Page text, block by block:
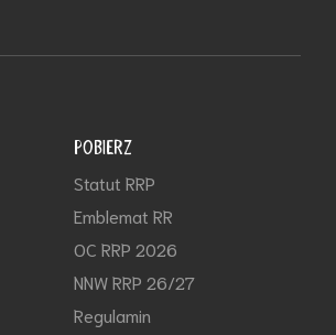
POBIERZ
Statut RRP
Emblemat RR
OC RRP 2026
NNW RRP 26/27
Regulamin